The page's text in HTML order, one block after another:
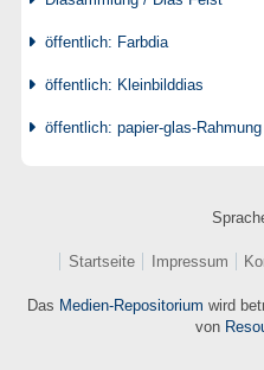
öffentlich: Farbdia
öffentlich: Kleinbilddias
öffentlich: papier-glas-Rahmung
Startseite Impressum
Das Medien-Repositorium wird
von